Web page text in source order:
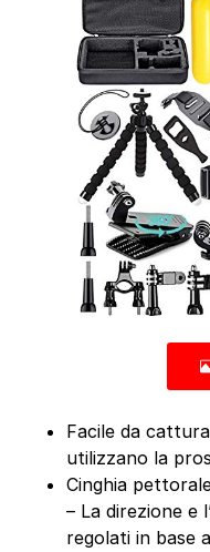
Facile da
utilizzano la
Cinghia
– La direzione e
regolati in base